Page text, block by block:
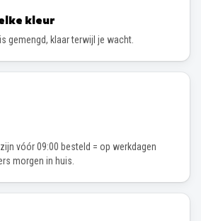
kleur
gemengd, klaar terwijl je wacht.
vóór 09:00 besteld = op werkdagen
morgen in huis.